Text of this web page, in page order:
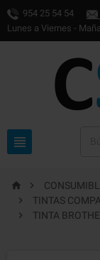
954 25 54 54
Lunes a Viernes -

 

TINTAS

TINTA